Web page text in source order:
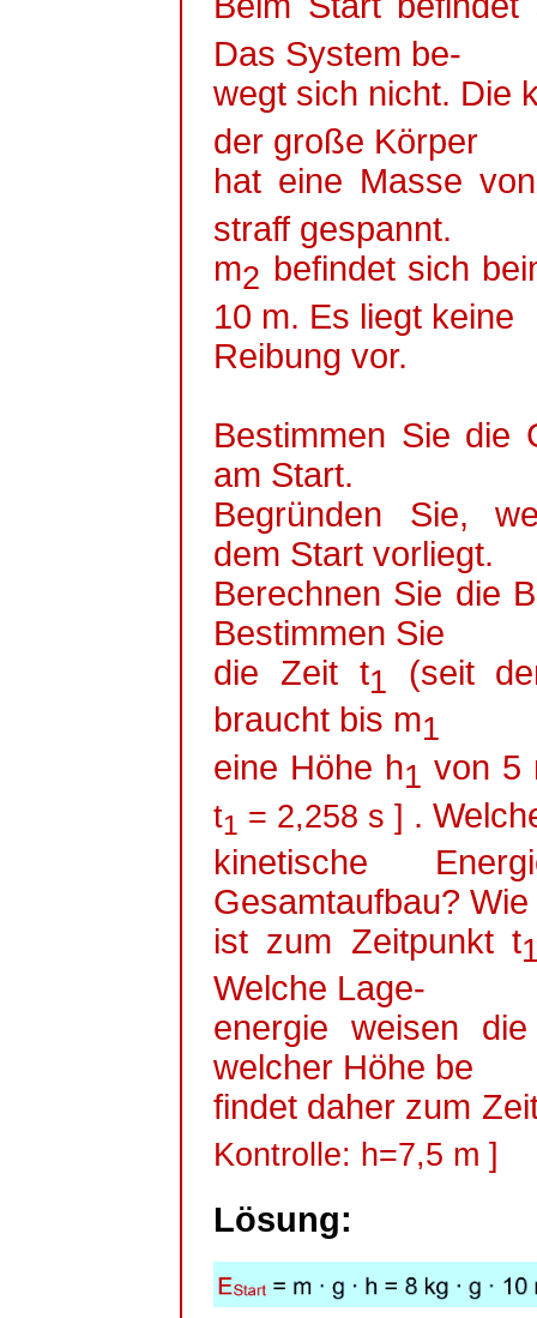
Das System be-
wegt sich nicht. Die
der große Körper
hat eine Masse
straff gespannt.
m2 befindet sich
10 m. Es liegt keine
Reibung vor.
Bestimmen Sie die
am Start.
Begründen Sie,
dem Start vorliegt.
Berechnen Sie die
Bestimmen Sie
die Zeit t1 (seit
braucht bis m1
eine Höhe h1 von 5
t1 = 2,258 s ] .
kinetische
Gesamtaufbau?
ist zum Zeitpunkt t
Welche Lage-
energie weisen
welcher Höhe be
findet daher zum
Kontrolle: h=7,5 m ]
Lösung: